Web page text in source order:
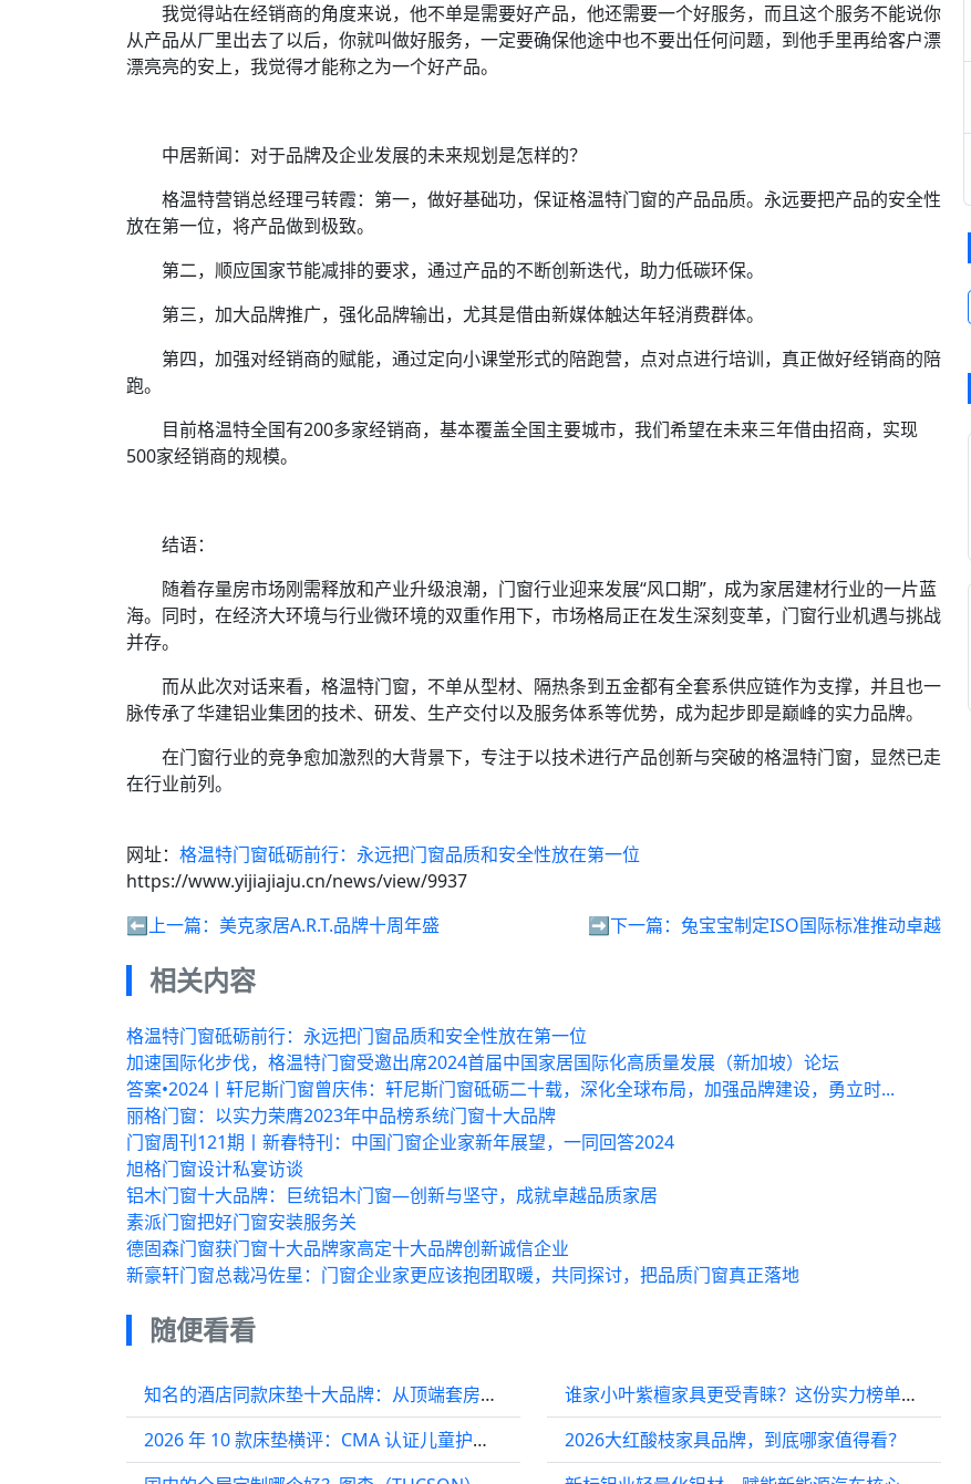
我觉得站在经销商的角度来说，他不单是需要好产品，他还需要一个好服务，而且这个服务不能说你
从产品从厂里出去了以后，你就叫做好服务，一定要确保他途中也不要出任何问题，到他手里再给客户漂
漂亮亮的安上，我觉得才能称之为一个好产品。
中居新闻：对于品牌及企业发展的未来规划是怎样的？
格温特营销总经理弓转霞：第一，做好基础功，保证格温特门窗的产品品质。永远要把产品的安全性
放在第一位，将产品做到极致。
第二，顺应国家节能减排的要求，通过产品的不断创新迭代，助力低碳环保。
第三，加大品牌推广，强化品牌输出，尤其是借由新媒体触达年轻消费群体。
第四，加强对经销商的赋能，通过定向小课堂形式的陪跑营，点对点进行培训，真正做好经销商的陪
跑。
目前格温特全国有200多家经销商，基本覆盖全国主要城市，我们希望在未来三年借由招商，实现
500家经销商的规模。
结语：
随着存量房市场刚需释放和产业升级浪潮，门窗行业迎来发展“风口期”，成为家居建材行业的一片蓝
海。同时，在经济大环境与行业微环境的双重作用下，市场格局正在发生深刻变革，门窗行业机遇与挑战
并存。
而从此次对话来看，格温特门窗，不单从型材、隔热条到五金都有全套系供应链作为支撑，并且也一
脉传承了华建铝业集团的技术、研发、生产交付以及服务体系等优势，成为起步即是巅峰的实力品牌。
在门窗行业的竞争愈加激烈的大背景下，专注于以技术进行产品创新与突破的格温特门窗，显然已走
在行业前列。
网址： 格温特门窗砥砺前行：永远把门窗品质和安全性放在第一位
https://www.yijiajiaju.cn/news/view/9937
⬅️上一篇： 美克家居A.R.T.品牌十周年盛 ➡️下一篇： 兔宝宝制定ISO国际标准推动卓越
相关内容
格温特门窗砥砺前行：永远把门窗品质和安全性放在第一位
加速国际化步伐，格温特门窗受邀出席2024首届中国家居国际化高质量发展（新加坡）论坛
答案•2024丨轩尼斯门窗曾庆伟：轩尼斯门窗砥砺二十载，深化全球布局，加强品牌建设，勇立时...
丽格门窗：以实力荣膺2023年中品榜系统门窗十大品牌
门窗周刊121期丨新春特刊：中国门窗企业家新年展望，一同回答2024
旭格门窗设计私宴访谈
铝木门窗十大品牌：巨统铝木门窗—创新与坚守，成就卓越品质家居
素派门窗把好门窗安装服务关
德固森门窗获门窗十大品牌家高定十大品牌创新诚信企业
新豪轩门窗总裁冯佐星：门窗企业家更应该抱团取暖，共同探讨，把品质门窗真正落地
随便看看
知名的酒店同款床垫十大品牌：从顶端套房到家庭卧房，这些名字值得记住
2026 年 10 款床垫横评：CMA 认证儿童护脊排行 + 均衡支撑推荐
谁家小叶紫檀家具更受青睐？这份实力榜单值得一看
2026大红酸枝家具品牌，到底哪家值得看？